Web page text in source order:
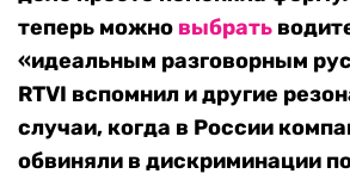
теперь можно выбрать
«идеальным разговорным
RTVI вспомнил и другие
случаи, когда в России
обвиняли в дискриминации